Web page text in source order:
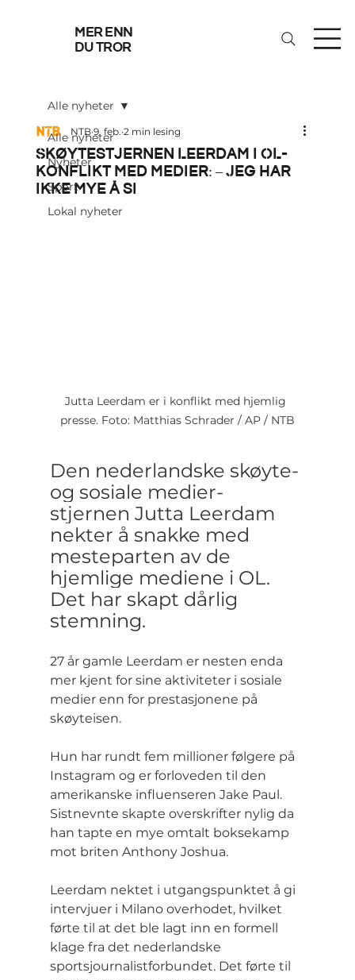
mer enn
du tror
Alle nyheter
Nyheter
Sport
Lokal nyheter
Alle nyheter
Skøytestjernen Leerdam i OL-
konflikt med medier: – Jeg har
ikke mye å si
NTB 9. feb. 2 min lesing
Jutta Leerdam er i konflikt med hjemlig
presse. Foto: Matthias Schrader / AP / NTB
Den nederlandske skøyte-
og sosiale medier-
stjernen Jutta Leerdam
nekter å snakke med
mesteparten av de
hjemlige mediene i OL.
Det har skapt dårlig
stemning.
27 år gamle Leerdam er nesten enda
mer kjent for sine aktiviteter i sosiale
medier enn for prestasjonene på
skøyteisen.
Hun har rundt fem millioner følgere på
Instagram og er forloveden til den
amerikanske influenseren Jake Paul.
Sistnevnte skapte overskrifter nylig da
han tapte en mye omtalt boksekamp
mot briten Anthony Joshua.
Leerdam nektet i utgangspunktet å gi
intervjuer i Milano overhodet, hvilket
førte til at det ble lagt inn en formell
klage fra det nederlandske
sportsjournalistforbundet. Det førte til